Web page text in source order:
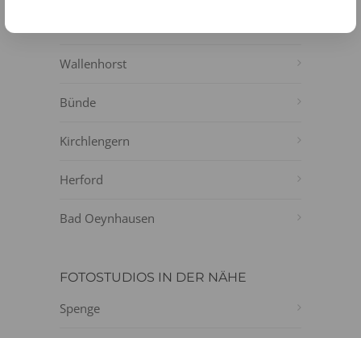
Wallenhorst
Bünde
Kirchlengern
Herford
Bad Oeynhausen
FOTOSTUDIOS IN DER NÄHE
Spenge